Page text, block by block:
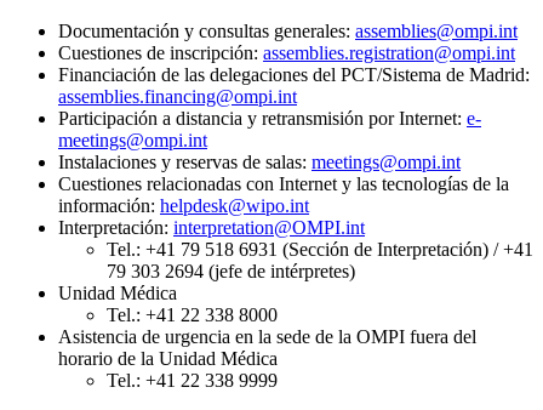
Documentación y consultas generales: assemblies@ompi.int
Cuestiones de inscripción: assemblies.registration@ompi.int
Financiación de las delegaciones del PCT/Sistema de Madrid:
assemblies.financing@ompi.int
Participación a distancia y retransmisión por Internet: e-
meetings@ompi.int
Instalaciones y reservas de salas: meetings@ompi.int
Cuestiones relacionadas con Internet y las tecnologías de la
información: helpdesk@wipo.int
Interpretación: interpretation@OMPI.int
Tel.: +41 79 518 6931 (Sección de Interpretación) / +41
79 303 2694 (jefe de intérpretes)
Unidad Médica
Tel.: +41 22 338 8000
Asistencia de urgencia en la sede de la OMPI fuera del
horario de la Unidad Médica
Tel.: +41 22 338 9999